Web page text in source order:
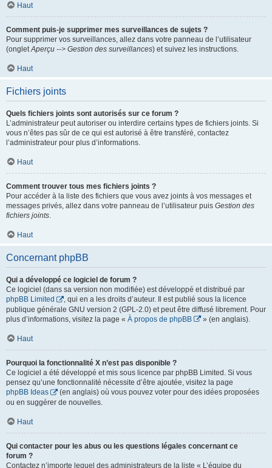
Haut
Comment puis-je supprimer mes surveillances de sujets ?
Pour supprimer vos surveillances, allez dans votre panneau de l’utilisateur
(ongletAperçu --> Gestion des surveillances) et suivez les instructions.
Haut
Fichiers joints
Quels fichiers joints sont autorisés sur ce forum ?
L’administrateur peut autoriser ou interdire certains types de fichiers joints. Si
vous n’êtes pas sûr de ce qui est autorisé à être transféré, contactez
l’administrateur pour plus d’informations.
Haut
Comment trouver tous mes fichiers joints ?
Pour accéder à la liste des fichiers que vous avez joints à vos messages et
messages privés, allez dans votre panneau de l’utilisateur puis Gestion des
fichiers joints.
Haut
Concernant phpBB
Qui a développé ce logiciel de forum ?
Ce logiciel (dans sa version non modifiée) est développé et distribué par
phpBB Limited
, qui en a les droits d’auteur. Il est publié sous la licence
publique générale GNU version 2 (GPL-2.0) et peut être diffusé librement. Pour
plus d’informations, visitez la page « À propos de phpBB » (en anglais).
Haut
Pourquoi la fonctionnalité X n’est pas disponible ?
Ce logiciel a été développé et mis sous licence par phpBB Limited. Si vous
pensez qu’une fonctionnalité nécessite d’être ajoutée, visitez la page
phpBB Ideas
(en anglais) où vous pouvez voter pour des idées proposées
ou en suggérer de nouvelles.
Haut
Qui contacter pour les abus ou les questions légales concernant ce
forum ?
Contactez n’importe lequel des administrateurs de la liste « L’équipe du